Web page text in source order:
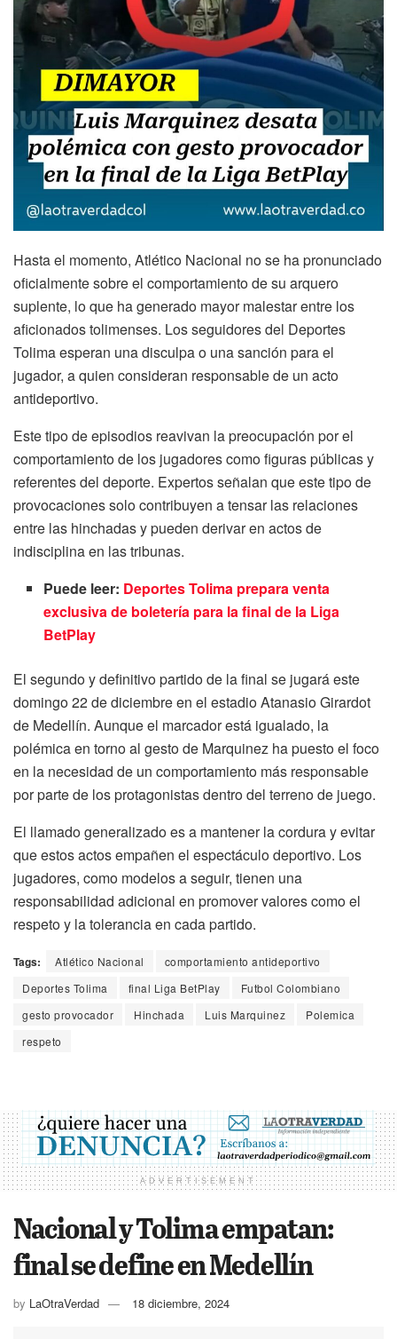
Hasta el momento, Atlético Nacional no se ha pronunciado
oficialmente sobre el comportamiento de su arquero
suplente, lo que ha generado mayor malestar entre los
aficionados tolimenses. Los seguidores del Deportes
Tolima esperan una disculpa o una sanción para el
jugador, a quien consideran responsable de un acto
antideportivo.
Este tipo de episodios reavivan la preocupación por el
comportamiento de los jugadores como figuras públicas y
referentes del deporte. Expertos señalan que este tipo de
provocaciones solo contribuyen a tensar las relaciones
entre las hinchadas y pueden derivar en actos de
indisciplina en las tribunas.
Puede leer: Deportes Tolima prepara venta
exclusiva de boletería para la final de la Liga
BetPlay
El segundo y definitivo partido de la final se jugará este
domingo 22 de diciembre en el estadio Atanasio Girardot
de Medellín. Aunque el marcador está igualado, la
polémica en torno al gesto de Marquinez ha puesto el foco
en la necesidad de un comportamiento más responsable
por parte de los protagonistas dentro del terreno de juego.
El llamado generalizado es a mantener la cordura y evitar
que estos actos empañen el espectáculo deportivo. Los
jugadores, como modelos a seguir, tienen una
responsabilidad adicional en promover valores como el
respeto y la tolerancia en cada partido.
Tags: Atlético Nacional
comportamiento antideportivo
Deportes Tolima
final Liga BetPlay
Futbol Colombiano
gesto provocador
Hinchada Luis Marquinez
Polemica
respeto
ADVERTISEMENT
Nacional y Tolima empatan:
final se define en Medellín
by LaOtraVerdad 18 diciembre, 2024